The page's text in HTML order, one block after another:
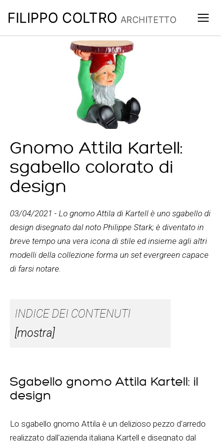
Gnomo Attila Kartell:
sgabello colorato di
design
03/04/2021 - Lo gnomo Attila di Kartell è uno sgabello di
design disegnato dal noto Philippe Stark; è diventato in
breve tempo una vera icona di stile ed insieme agli altri
modelli della collezione forma un set evergreen capace
di farsi notare.
INDICE DEI CONTENUTI
[mostra]
Sgabello gnomo Attila Kartell: il
design
Lo sgabello gnomo Attila è un delizioso pezzo d'arredo
realizzato dall'azienda italiana Kartell e disegnato dal